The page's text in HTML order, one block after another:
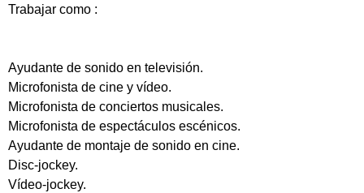
Trabajar como :
Ayudante de sonido en televisión.
Microfonista de cine y vídeo.
Microfonista de conciertos musicales.
Microfonista de espectáculos escénicos.
Ayudante de montaje de sonido en cine.
Disc-jockey.
Vídeo-jockey.